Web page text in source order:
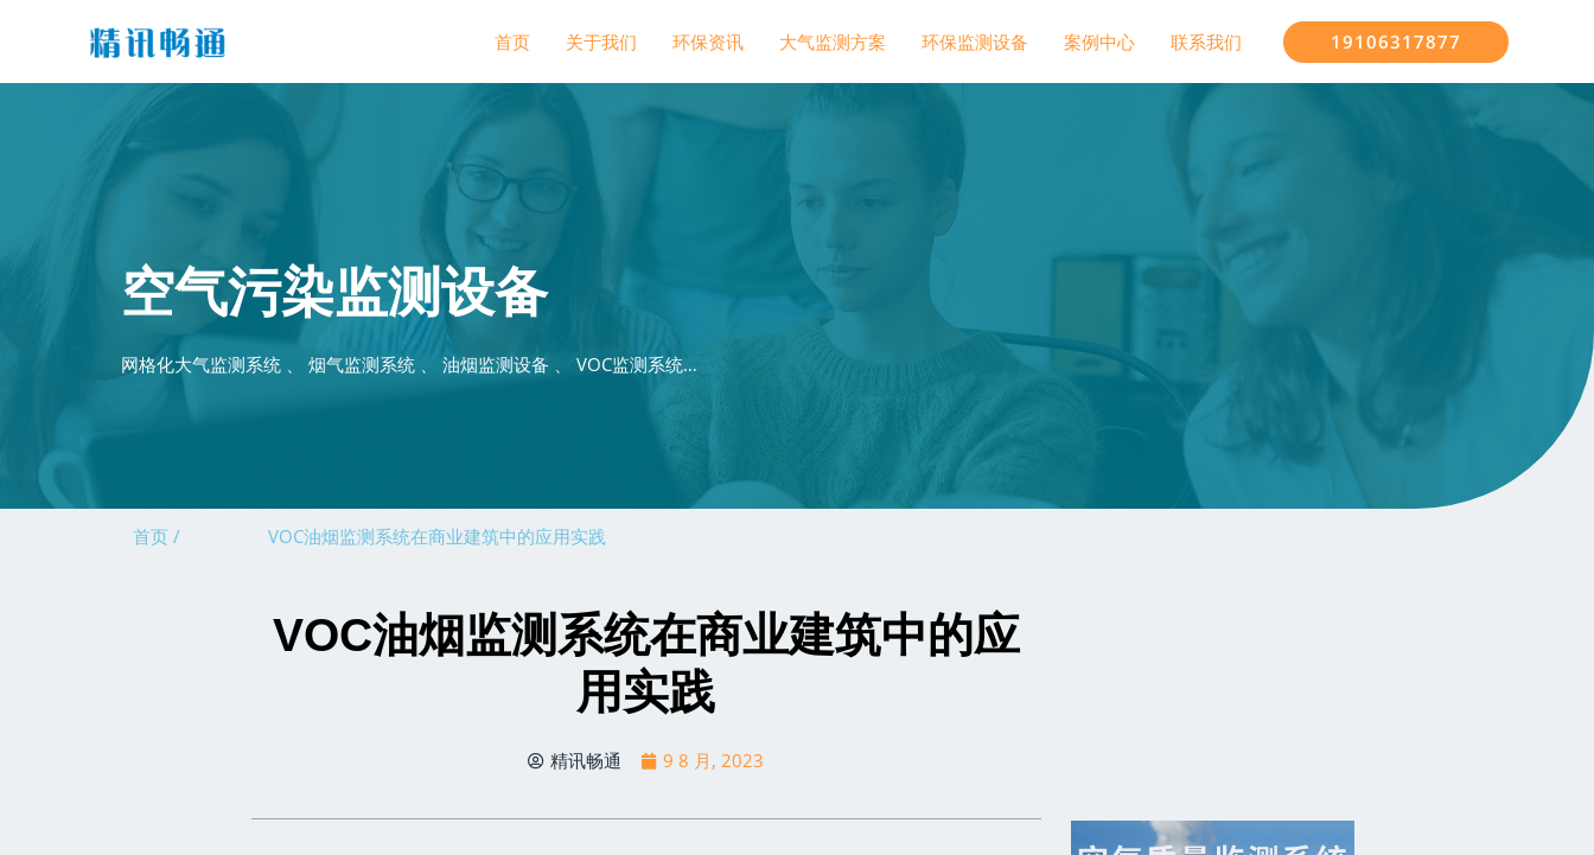
首页 关于我们 环保资讯 大气监测方案 环保监测设备 案例中心 联系我们 19106317877
空气污染监测设备
网格化大气监测系统 、 烟气监测系统 、 油烟监测设备 、 VOC监测系统…
首页 / VOC油烟监测系统在商业建筑中的应用实践
VOC油烟监测系统在商业建筑中的应
用实践
精讯畅通 9 8 月, 2023